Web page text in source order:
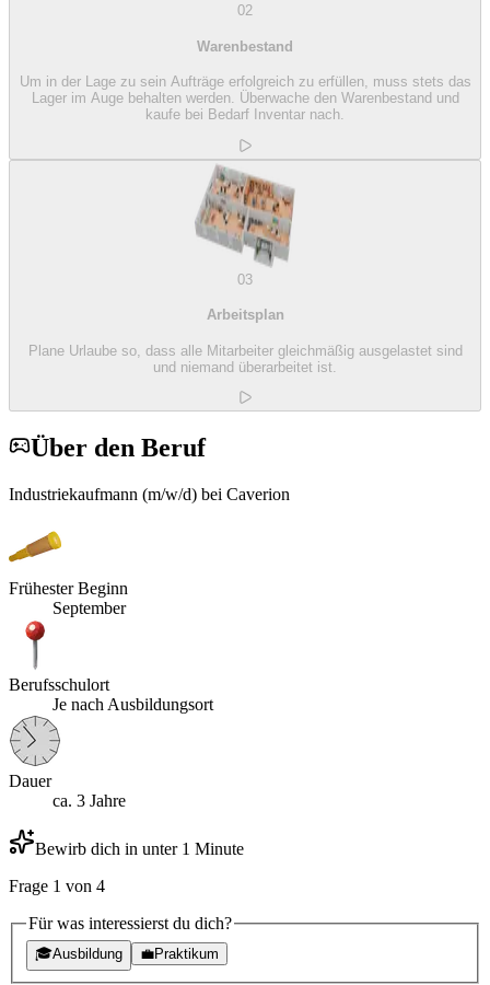
02
Warenbestand
Um in der Lage zu sein Aufträge erfolgreich zu erfüllen, muss stets das
Lager im Auge behalten werden. Überwache den Warenbestand und
kaufe bei Bedarf Inventar nach.
03
Arbeitsplan
Plane Urlaube so, dass alle Mitarbeiter gleichmäßig ausgelastet sind
und niemand überarbeitet ist.
Über den Beruf
Industriekaufmann (m/w/d) bei Caverion
Frühester Beginn
September
Berufsschulort
Je nach Ausbildungsort
Dauer
ca. 3 Jahre
Bewirb dich in unter 1 Minute
Frage 1 von 4
Für was interessierst du dich?
🎓Ausbildung 💼Praktikum